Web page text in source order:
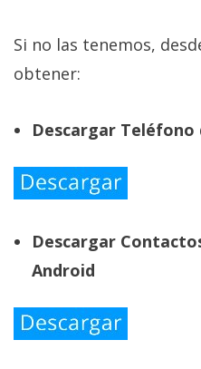
Si no las tenemos,
obtener:
Descargar Teléfono
Descargar
Android